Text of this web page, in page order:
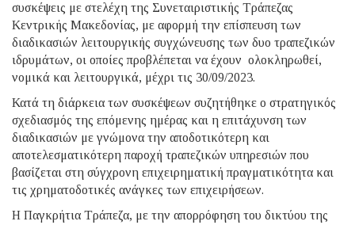
συσκέψεις με στελέχη της Συνεταιριστικής Τράπεζας
Κεντρικής Μακεδονίας, με αφορμή την επίσπευση των
διαδικασιών λειτουργικής συγχώνευσης των δυο τραπεζικών
ιδρυμάτων, οι οποίες προβλέπεται να έχουν ολοκληρωθεί,
νομικά και λειτουργικά, μέχρι τις 30/09/2023.
Κατά τη διάρκεια των συσκέψεων συζητήθηκε ο στρατηγικός
σχεδιασμός της επόμενης ημέρας και η επιτάχυνση των
διαδικασιών με γνώμονα την αποδοτικότερη και
αποτελεσματικότερη παροχή τραπεζικών υπηρεσιών που
βασίζεται στη σύγχρονη επιχειρηματική πραγματικότητα και
τις χρηματοδοτικές ανάγκες των επιχειρήσεων.
Η Παγκρήτια Τράπεζα, με την απορρόφηση του δικτύου της